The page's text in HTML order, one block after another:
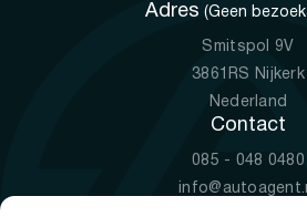
Adres (Geen
Smitspol 9V
3861RS Nijkerk
Nederland
Contact
085 - 048 0480